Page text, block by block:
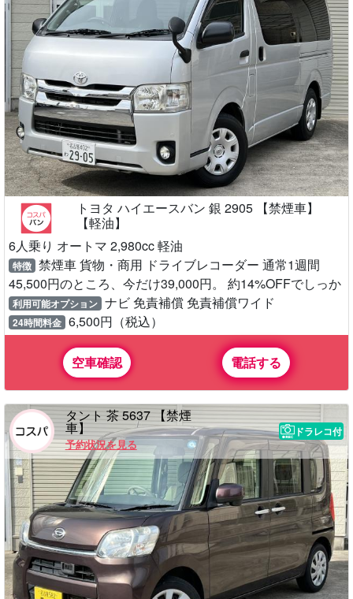
トヨタ ハイエースバン 銀 2905 【禁煙車】
【軽油】
6人乗り オートマ 2,980cc 軽油
特徴 禁煙車 貨物・商用 ドライブレコーダー 通常1週間
45,500円のところ、今だけ39,000円。 約14%OFFでしっか
利用可能オプション ナビ 免責補償 免責補償ワイド
24時間料金 6,500円（税込）
空車確認 電話する
タント 茶 5637 【禁煙
車】
予約状況を見る
ドラレコ付